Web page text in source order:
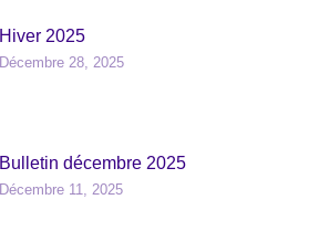
Hiver 2025
Décembre 28, 2025
Bulletin décembre 2025
Décembre 11, 2025